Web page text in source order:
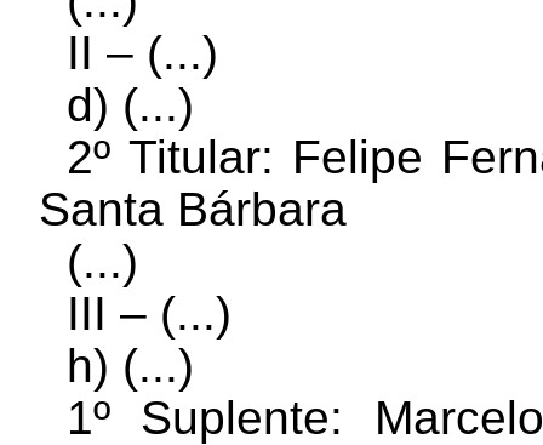
II – (...)
d) (...)
2º Titular: Felipe
Santa Bárbara
(...)
III – (...)
h) (...)
1º Suplente: